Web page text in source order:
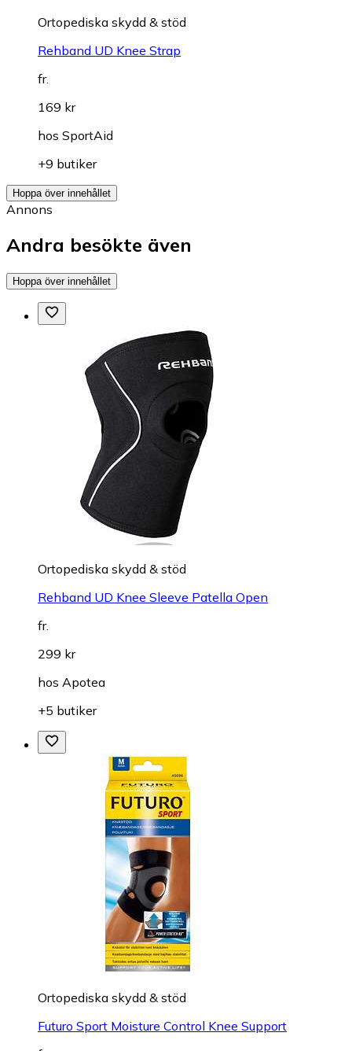
Ortopediska skydd & stöd
Rehband UD Knee Strap
fr.
169 kr
hos SportAid
+9 butiker
Hoppa över innehållet
Annons
Andra besökte även
Hoppa över innehållet
Ortopediska skydd & stöd
Rehband UD Knee Sleeve Patella Open
fr.
299 kr
hos Apotea
+5 butiker
Ortopediska skydd & stöd
Futuro Sport Moisture Control Knee Support